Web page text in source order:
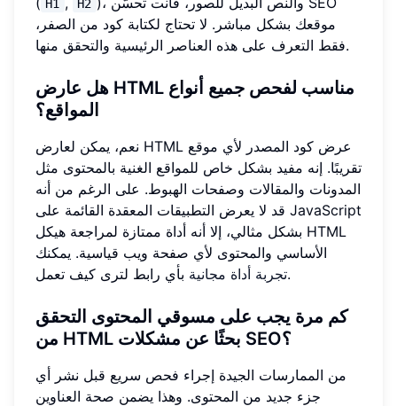
H1 H2
موقعك بشكل مباشر. لا تحتاج لكتابة كود من الصفر،
فقط التعرف على هذه العناصر الرئيسية والتحقق منها.
هل عارض HTML مناسب لفحص جميع أنواع
المواقع؟
نعم، يمكن لعارض HTML عرض كود المصدر لأي موقع
تقريبًا. إنه مفيد بشكل خاص للمواقع الغنية بالمحتوى مثل
المدونات والمقالات وصفحات الهبوط. على الرغم من أنه
قد لا يعرض التطبيقات المعقدة القائمة على JavaScript
بشكل مثالي، إلا أنه أداة ممتازة لمراجعة هيكل HTML
الأساسي والمحتوى لأي صفحة ويب قياسية. يمكنك
تجربة أداة مجانيةبأي رابط لترى كيف تعمل.
كم مرة يجب على مسوقي المحتوى التحقق
من HTML بحثًا عن مشكلات SEO؟
من الممارسات الجيدة إجراء فحص سريع قبل نشر أي
جزء جديد من المحتوى. وهذا يضمن صحة العناوين